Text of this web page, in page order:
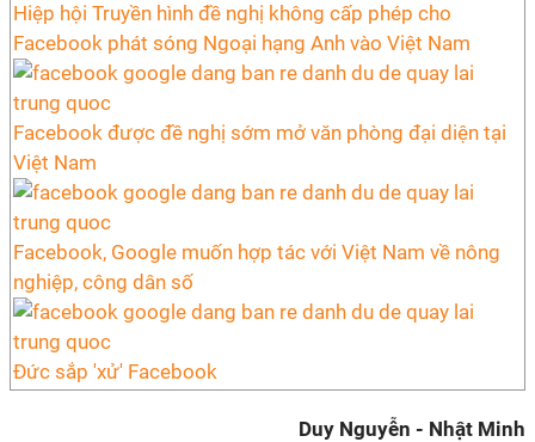
Hiệp hội Truyền hình đề nghị không cấp phép cho
Facebook phát sóng Ngoại hạng Anh vào Việt Nam
Facebook được đề nghị sớm mở văn phòng đại diện tại
Việt Nam
Facebook, Google muốn hợp tác với Việt Nam về nông
nghiệp, công dân số
Đức sắp 'xử' Facebook
Duy Nguyễn - Nhật Minh